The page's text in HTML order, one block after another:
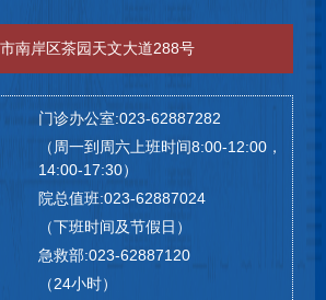
南岸区茶园天文大道288号
门诊办公室:023-62887282
（周一到周六上班时间8:00-12:00，
14:00-17:30）
院总值班:023-62887024
（下班时间及节假日）
急救部:023-62887120
（24小时）